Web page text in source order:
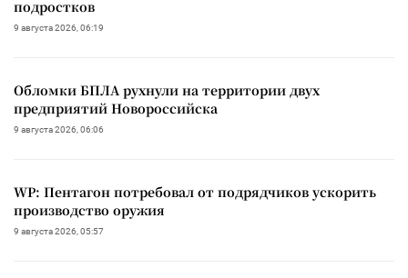
подростков
9 августа 2026, 06:19
Обломки БПЛА рухнули на территории двух
предприятий Новороссийска
9 августа 2026, 06:06
WP: Пентагон потребовал от подрядчиков ускорить
производство оружия
9 августа 2026, 05:57